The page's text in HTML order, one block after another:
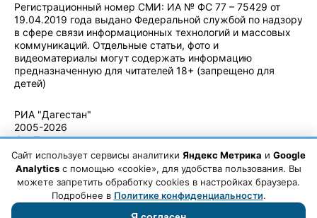
Регистрационный номер СМИ: ИА № ФС 77 – 75429 от
19.04.2019 года выдано Федеральной службой по надзору
в сфере связи информационных технологий и массовых
коммуникаций. Отдельные статьи, фото и
видеоматериалы могут содержать информацию
предназначенную для читателей 18+ (запрещено для
детей)
РИА "Дагестан"
2005-2026
© - Правила
использования
материалов.
Авторские
Сайт использует сервисы аналитики Яндекс Метрика и Google
Analytics с помощью «cookie», для удобства пользования. Вы
можете запретить обработку cookies в настройках браузера.
Подробнее в Политике конфиденциальности.